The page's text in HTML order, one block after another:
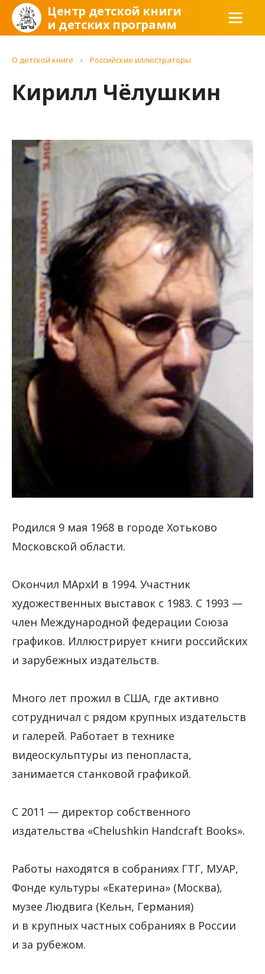
Центр детской книги
и детских программ
О детской книге Российские иллюстраторы
Кирилл Чёлушкин
Родился 9 мая 1968 в городе Хотьково
Московской области.
Окончил МАрхИ в 1994. Участник
художественных выставок с 1983. С 1993 —
член Международной федерации Союза
графиков. Иллюстрирует книги российских
и зарубежных издательств.
Много лет прожил в США, где активно
сотрудничал с рядом крупных издательств
и галерей. Работает в технике
видеоскульптуры из пенопласта,
занимается станковой графикой.
С 2011 — директор собственного
издательства «Chelushkin Handcraft Books».
Работы находятся в собраниях ГТГ, МУАР,
Фонде культуры «Екатерина» (Москва),
музее Людвига (Кельн, Германия)
и в крупных частных собраниях в России
и за рубежом.